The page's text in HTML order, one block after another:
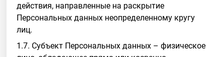
действия, направленные на раскрытие
Персональных данных неопределенному кругу
лиц.
1.7. Субъект Персональных данных – физическое